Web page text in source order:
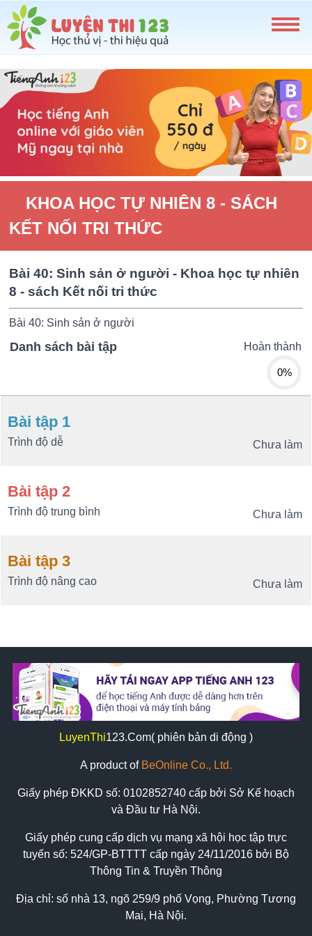
KHOA HỌC TỰ NHIÊN 8 - SÁCH
KẾT NỐI TRI THỨC
Bài 40: Sinh sản ở người - Khoa học tự nhiên
8 - sách Kết nối tri thức
Bài 40: Sinh sản ở người
Danh sách bài tập Hoàn thành
0%
Bài tập 1
Chưa làm
Trình độ dễ
Bài tập 2
Chưa làm
Trình độ trung bình
Bài tập 3
Chưa làm
Trình độ nâng cao
LuyenThi123.Com( phiên bản di động )
A product of BeOnline Co., Ltd.
Giấy phép ĐKKD số: 0102852740 cấp bởi Sở Kế hoạch
và Đầu tư Hà Nội.
Giấy phép cung cấp dịch vụ mạng xã hội học tập trực
tuyến số: 524/GP-BTTTT cấp ngày 24/11/2016 bởi Bộ
Thông Tin & Truyền Thông
Địa chỉ: số nhà 13, ngõ 259/9 phố Vọng, Phường Tương
Mai, Hà Nội.